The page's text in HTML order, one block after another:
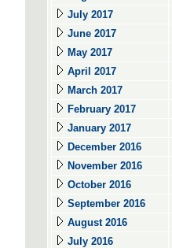
July 2017
June 2017
May 2017
April 2017
March 2017
February 2017
January 2017
December 2016
November 2016
October 2016
September 2016
August 2016
July 2016